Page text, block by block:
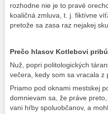
rozhodne nie je to pravé
koaličná zmluva, t. j. fiktívne
pretože sa zasa raz nejakej
Prečo hlasov Kotlebovi
Nuž, popri politologických
večera, kedy som sa vracala z
Priamo pod oknami mestskej
domnievam sa, že práve
vani hŕby spoluobčanov, a